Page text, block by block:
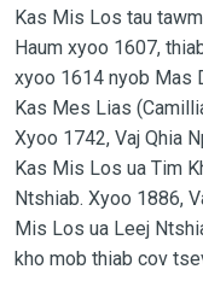
Kas Mis Los tau
Haum xyoo 1607,
xyoo 1614 nyob Mas
Kas Mes Lias
Xyoo 1742, Vaj Qhia
Kas Mis Los ua Tim
Ntshiab. Xyoo 1886,
Mis Los ua Leej
kho mob thiab cov